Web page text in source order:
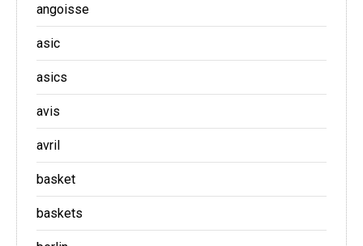
angoisse
asic
asics
avis
avril
basket
baskets